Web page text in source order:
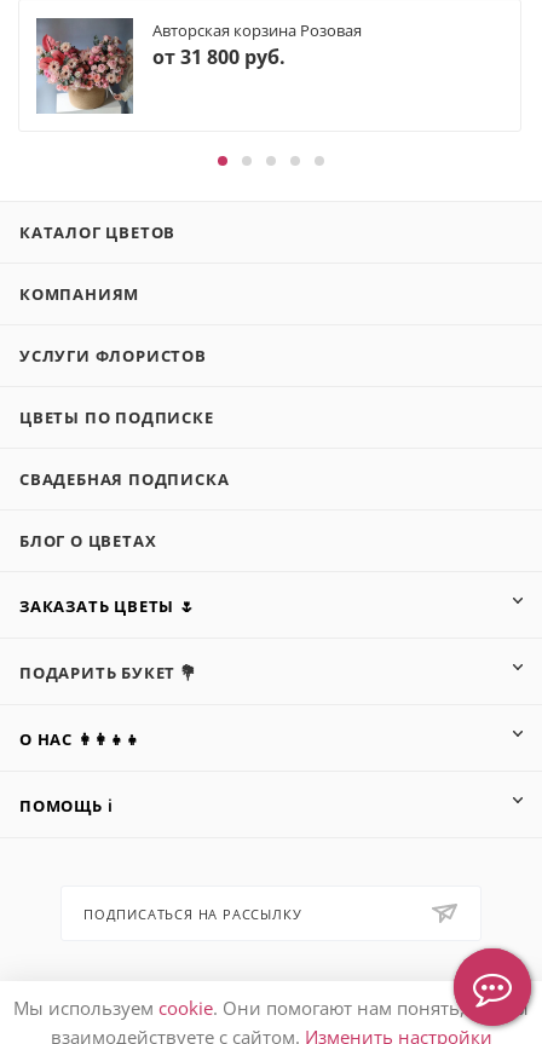
Авторская корзина Розовая
от31 800 руб.
КАТАЛОГ ЦВЕТОВ
КОМПАНИЯМ
УСЛУГИ ФЛОРИСТОВ
ЦВЕТЫ ПО ПОДПИСКЕ
СВАДЕБНАЯ ПОДПИСКА
БЛОГ О ЦВЕТАХ
ЗАКАЗАТЬ ЦВЕТЫ 🌷
ПОДАРИТЬ БУКЕТ 💐
О НАС 👩‍👩‍👧‍👧
ПОМОЩЬ ℹ️
ПОДПИСАТЬСЯ НА РАССЫЛКУ
8 (905) 553-67-36
Мы используем cookie. Они помогают нам понять, как вы
взаимодействуете с сайтом. Изменить настройки